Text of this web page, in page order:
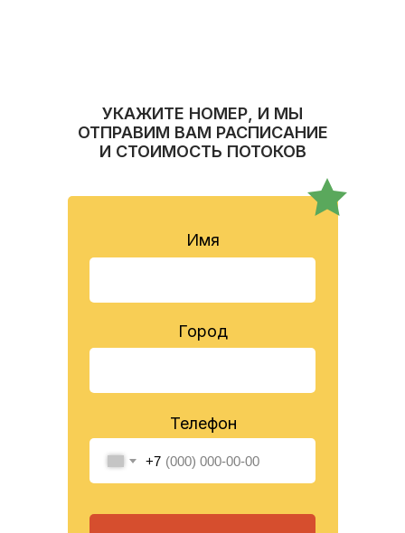
УКАЖИТЕ НОМЕР, И МЫ
ОТПРАВИМ ВАМ РАСПИСАНИЕ
И СТОИМОСТЬ ПОТОКОВ
Имя
Город
+7
Телефон